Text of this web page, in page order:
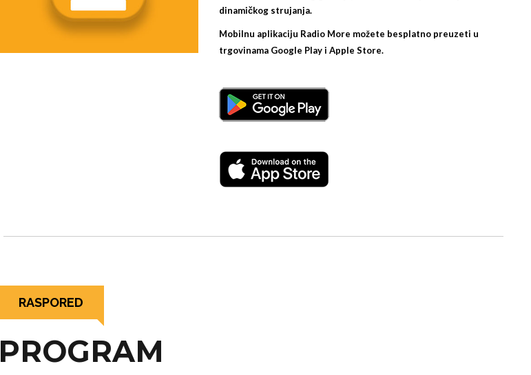
dinamičkog strujanja.
Mobilnu aplikaciju Radio More možete besplatno preuzeti u
trgovinama Google PlayiApple Store.
RASPORED
PROGRAM